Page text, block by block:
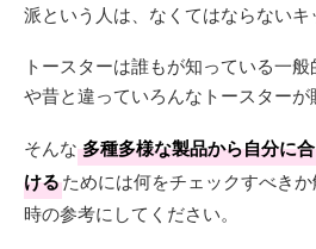
派という人は、なくてはならないキ
トースターは誰もが知っている一
や昔と違っていろんなトースターが
そんな 多種多様な製品から自分に
けるためには何をチェックすべき
時の参考にしてください。